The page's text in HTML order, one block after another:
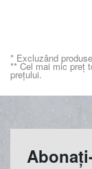
* Excluzând
** Cel mai mic preț
prețului.